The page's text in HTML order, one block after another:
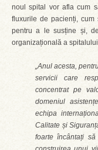
noul spital vor afla cum
fluxurile de pacienți, cum
pentru a le susține și,
organizațională a
„Anul acesta,
servicii care
concentrat pe
domeniul
echipa
Calitate și
foarte încântați